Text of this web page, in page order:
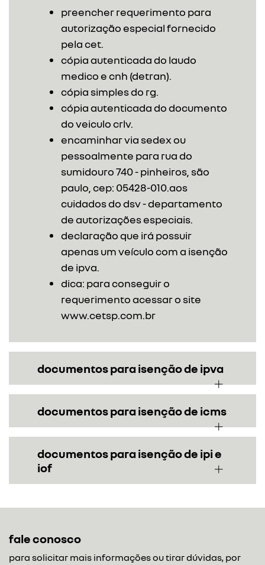
preencher requerimento para
autorização especial fornecido
pela cet.
cópia autenticada do laudo
medico e cnh (detran).
cópia simples do rg.
cópia autenticada do documento
do veiculo crlv.
encaminhar via sedex ou
pessoalmente para rua do
sumidouro 740 - pinheiros, são
paulo, cep: 05428-010.aos
cuidados do dsv - departamento
de autorizações especiais.
declaração que irá possuir
apenas um veículo com a isenção
de ipva.
dica: para conseguir o
requerimento acessar o site
www.cetsp.com.br
documentos para isenção de ipva
documentos para isenção de icms
documentos para isenção de ipi e
iof
fale conosco
para solicitar mais informações ou tirar dúvidas, por